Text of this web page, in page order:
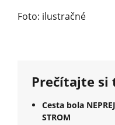
Foto: ilustračné
Prečítajte si
Cesta bola
STROM